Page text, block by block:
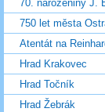
70. narozeniny J.
750 let města
Atentát na
Hrad Krakovec
Hrad Točník
Hrad Žebrák